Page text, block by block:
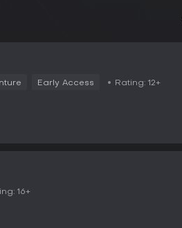
Early Access Rating: 12+
16+